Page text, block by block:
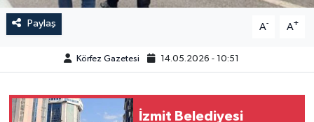
Paylaş A- A+
Körfez Gazetesi 14.05.2026 - 10:51
İzmit Belediyesi